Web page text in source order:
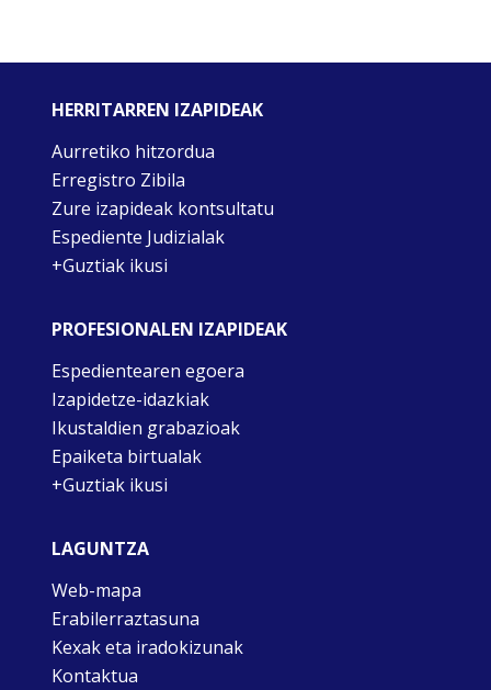
HERRITARREN IZAPIDEAK
Aurretiko hitzordua
Erregistro Zibila
Zure izapideak kontsultatu
Espediente Judizialak
+Guztiak ikusi
PROFESIONALEN IZAPIDEAK
Espedientearen egoera
Izapidetze-idazkiak
Ikustaldien grabazioak
Epaiketa birtualak
+Guztiak ikusi
LAGUNTZA
Web-mapa
Erabilerraztasuna
Kexak eta iradokizunak
Kontaktua